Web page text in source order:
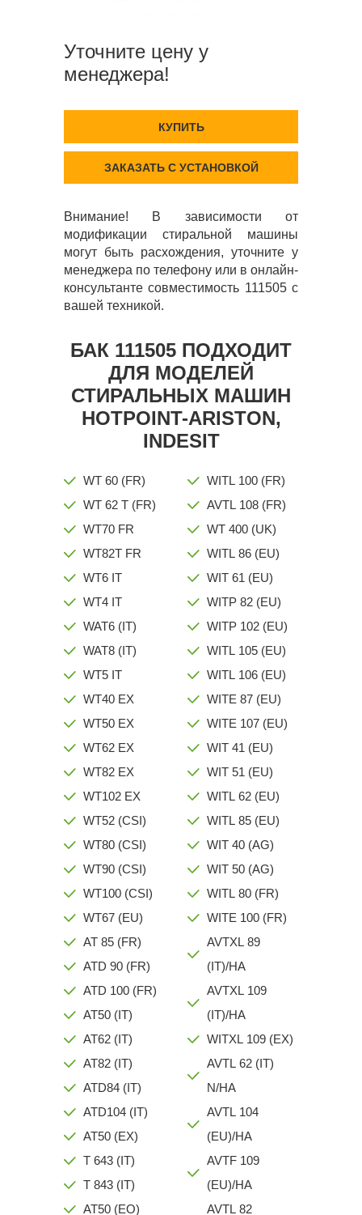
Уточните цену у
менеджера!
КУПИТЬ
ЗАКАЗАТЬ С УСТАНОВКОЙ
Внимание! В зависимости от
модификации стиральной машины
могут быть расхождения, уточните у
менеджера по телефону или в онлайн-
консультанте совместимость 111505 с
вашей техникой.
БАК 111505 ПОДХОДИТ
ДЛЯ МОДЕЛЕЙ
СТИРАЛЬНЫХ МАШИН
HOTPOINT-ARISTON,
INDESIT
WT 60 (FR)
WT 62 T (FR)
WT70 FR
WT82T FR
WT6 IT
WT4 IT
WAT6 (IT)
WAT8 (IT)
WT5 IT
WT40 EX
WT50 EX
WT62 EX
WT82 EX
WT102 EX
WT52 (CSI)
WT80 (CSI)
WT90 (CSI)
WT100 (CSI)
WT67 (EU)
AT 85 (FR)
ATD 90 (FR)
ATD 100 (FR)
AT50 (IT)
AT62 (IT)
AT82 (IT)
ATD84 (IT)
ATD104 (IT)
AT50 (EX)
T 643 (IT)
T 843 (IT)
AT50 (EO)
WITL 100 (FR)
AVTL 108 (FR)
WT 400 (UK)
WITL 86 (EU)
WIT 61 (EU)
WITP 82 (EU)
WITP 102 (EU)
WITL 105 (EU)
WITL 106 (EU)
WITE 87 (EU)
WITE 107 (EU)
WIT 41 (EU)
WIT 51 (EU)
WITL 62 (EU)
WITL 85 (EU)
WIT 40 (AG)
WIT 50 (AG)
WITL 80 (FR)
WITE 100 (FR)
AVTXL 89
(IT)/HA
AVTXL 109
(IT)/HA
WITXL 109 (EX)
AVTL 62 (IT)
N/HA
AVTL 104
(EU)/HA
AVTF 109
(EU)/HA
AVTL 82